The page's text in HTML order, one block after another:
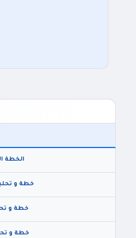
الخطة
خطة و
خطة و
خطة و